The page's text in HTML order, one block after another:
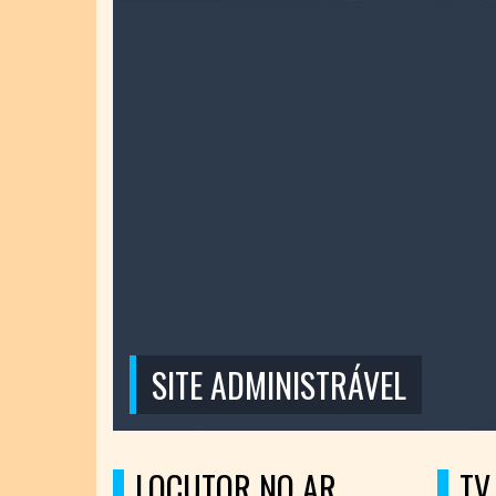
SITE ADMINISTRÁVEL